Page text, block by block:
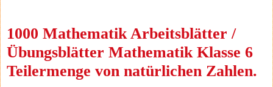
1000 Mathematik Arbeitsblätter /
Übungsblätter Mathematik Klasse 6
Teilermenge von natürlichen Zahlen.